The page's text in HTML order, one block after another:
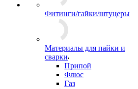
Фитинги/гайки/штуцеры
Материалы для пайки и
сварки
Припой
Флюс
Газ